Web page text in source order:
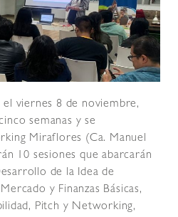
viernes 8 de noviembre,
semanas y se
Miraflores (Ca. Manuel
10 sesiones que abarcarán
de la Idea de
y Finanzas Básicas,
Pitch y Networking,